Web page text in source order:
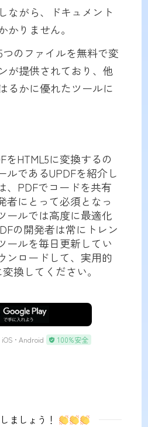
ながら、ドキュメント
かりません。
のファイルを無料で変
が提供されており、他
るかに優れたツールに
をHTML5に変換するの
ルであるUPDFを紹介し
、PDFでコードを共有
者にとって必須となっ
ールでは高度に最適化
の開発者は常にトレン
ールを毎日更新してい
ンロードして、実用的
換してください。
ダウンロード
iOS • Android 100%安全
ましょう！